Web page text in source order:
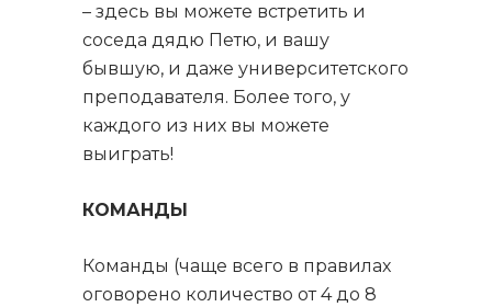
– здесь вы можете встретить и
соседа дядю Петю, и вашу
бывшую, и даже университетского
преподавателя. Более того, у
каждого из них вы можете
выиграть!
КОМАНДЫ
Команды (чаще всего в правилах
оговорено количество от 4 до 8